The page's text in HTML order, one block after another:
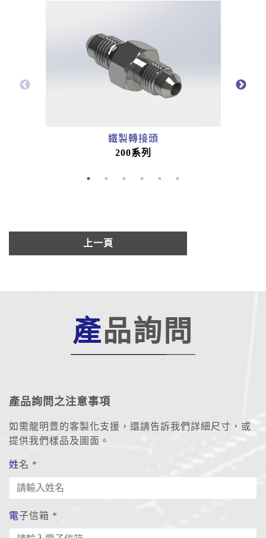
鐵製轉接頭
200系列
上一頁
產品詢問
產品詢問之注意事項
如需龍明豊的客製化支援，還請告訴我們詳細尺寸，或
提供我們樣品及圖面。
姓名 *
電子信箱 *